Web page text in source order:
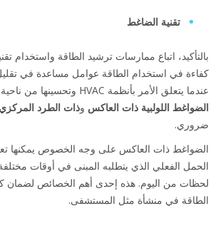
تقنية الضاغط
بالتأكيد، اتباع ممارسات ترشيد الطاقة واستخدام
كفاءة في استخدام الطاقة عوامل مساعدة في
عندما يتعلق الأمر بأنظمة HVAC وتحسينها من ناحية الكفاءة، فإن
الضواغط اللولبية ذات العاكس وذات الطرد المركزي
ضروري.
الضواغط ذات العاكس على وجه الخصوص يمكنها
الحمل الفعلي الذي يتطلبه المبنى في أوقات
لحظات من اليوم. هذه إحدى أهم الخصائص لضمان
الطاقة في منشأة مثل المستشفى.